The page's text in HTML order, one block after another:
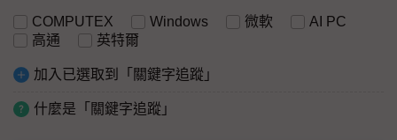
COMPUTEX Windows 微軟
AI PC
高通
英特爾
加入已選取到「關鍵字追蹤」
什麼是「關鍵字追蹤」